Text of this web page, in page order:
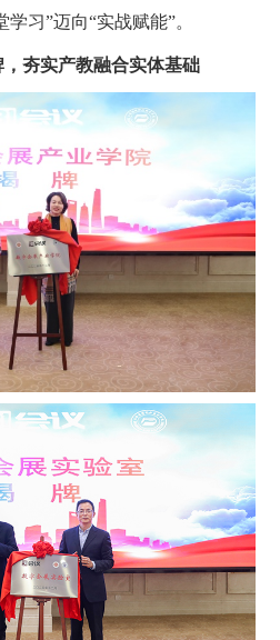
习”迈向“实战赋能”。
夯实产教融合实体基础